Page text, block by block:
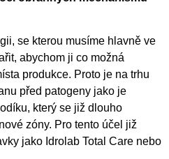
se kterou musíme hlavně ve
abychom ji co možná
produkce. Proto je na trhu
před patogeny jako je
který se již dlouho
zóny. Pro tento účel již
jako Idrolab Total Care nebo